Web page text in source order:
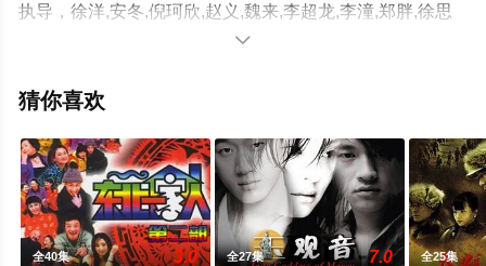
执导，徐洋,安冬,倪珂欣,赵义,魏来,李超龙,李潼,郑胖,徐思
雨等明星精彩演绎的大陆电视剧，大结局剧情已揭晓（已
集就上星空电影网，更多相关信息可移步至豆瓣电视剧、

猜你喜欢
全40集 3.0 全27集 7.0 全25集